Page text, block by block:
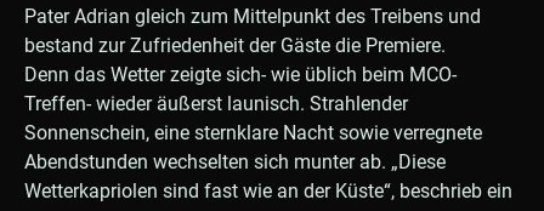
Pater Adrian gleich zum Mittelpunkt des Treibens und
bestand zur Zufriedenheit der Gäste die Premiere.
Denn das Wetter zeigte sich- wie üblich beim MCO-
Treffen- wieder äußerst launisch. Strahlender
Sonnenschein, eine sternklare Nacht sowie verregnete
Abendstunden wechselten sich munter ab. „Diese
Wetterkapriolen sind fast wie an der Küste“, beschrieb ein